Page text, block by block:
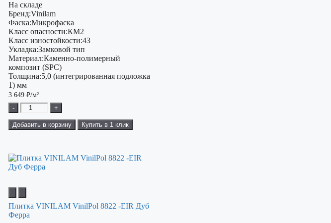
На складе
Бренд:Vinilam
Фаска:Микрофаска
Класс опасности:КМ2
Класс изностойкости:43
Укладка:Замковой тип
Материал:Каменно-полимерный
композит (SPC)
Толщина:5,0 (интегрированная подложка
1) мм
3 649 ₽/м²
-
+
Добавить в корзину Купить в 1 клик
Плитка VINILAM VinilPol 8822 -EIR Дуб
Ферра